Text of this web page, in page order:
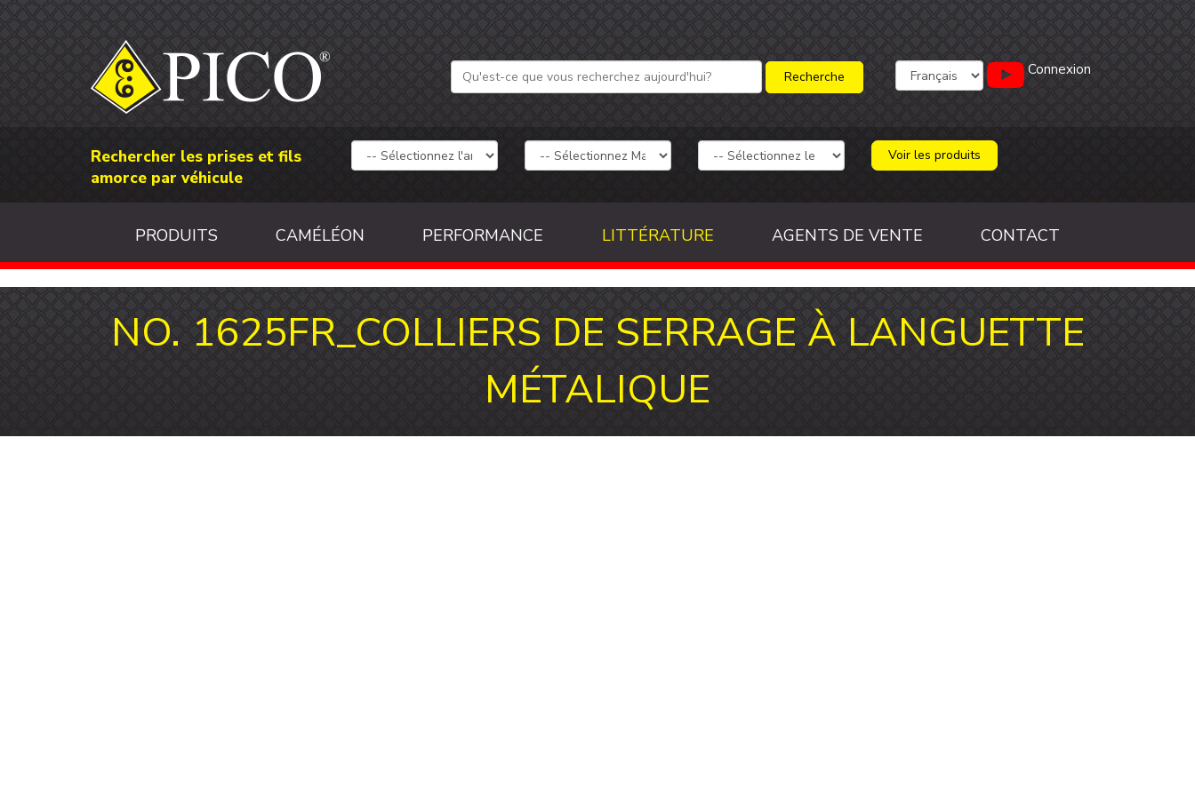
Connexion
Rechercher les prises et fils
amorce par véhicule
Voir les produits
PRODUITS CAMÉLÉON PERFORMANCE LITTÉRATURE AGENTS DE VENTE CONTACT
NO. 1625FR_COLLIERS DE SERRAGE À LANGUETTE
MÉTALIQUE